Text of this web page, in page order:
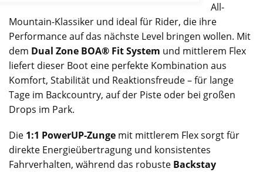
All-
Mountain-Klassiker und ideal für Rider, die ihre
Performance auf das nächste Level bringen wollen. Mit
dem Dual Zone BOA® Fit System und mittlerem Flex
liefert dieser Boot eine perfekte Kombination aus
Komfort, Stabilität und Reaktionsfreude – für lange
Tage im Backcountry, auf der Piste oder bei großen
Drops im Park.
Die 1:1 PowerUP-Zunge mit mittlerem Flex sorgt für
direkte Energieübertragung und konsistentes
Fahrverhalten, während das robuste Backstay